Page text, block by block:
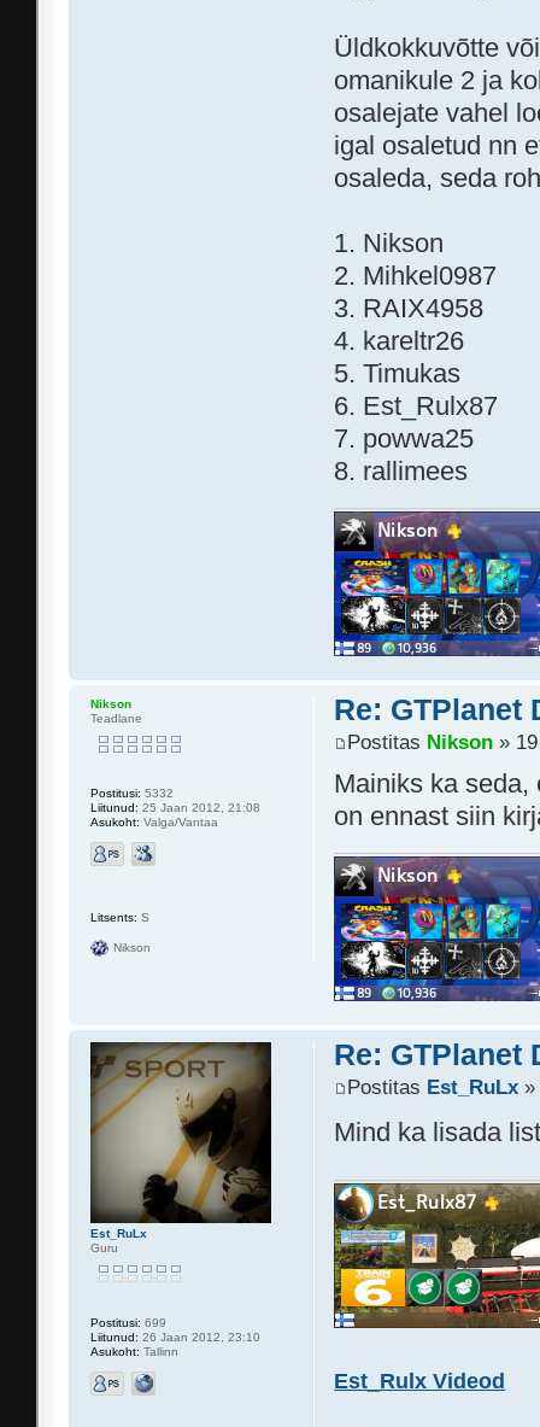
Üldkokkuvõtte
omanikule 2 ja
osalejate vahel
igal osaletud nn
osaleda, seda
1. Nikson
2. Mihkel0987
3. RAIX4958
4. kareltr26
5. Timukas
6. Est_Rulx87
7. powwa25
8. rallimees
Re: GTPlanet
Postitas Nikson »
Mainiks ka seda,
on ennast siin
Nikson
Teadlane
Postitusi: 5332
Liitunud: 25 Jaan 2012, 21:08
Asukoht: Valga/Vantaa
Litsents: S
Nikson
Re: GTPlanet
Postitas Est_RuLx »
Mind ka lisada
Est_Rulx Videod
Est_RuLx
Guru
Postitusi: 699
Liitunud: 26 Jaan 2012, 23:10
Asukoht: Tallinn